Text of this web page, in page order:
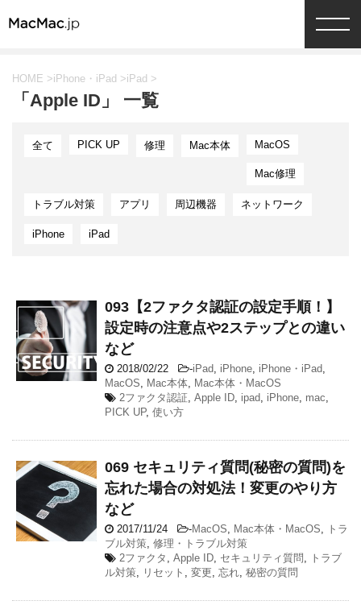
HOME >iPhone・iPad >iPad >
「Apple ID」 一覧
全て PICK UP 修理 Mac本体 MacOS
Mac修理
トラブル対策 アプリ 周辺機器 ネットワーク
iPhone iPad
093【2ファクタ認証の設定手順！】
設定時の注意点や2ステップとの違い
など
2018/02/22 -iPad, iPhone, iPhone・iPad,
MacOS, Mac本体, Mac本体・MacOS
2ファクタ認証, Apple ID, ipad, iPhone, mac,
PICK UP, 使い方
069 セキュリティ質問(秘密の質問)を
忘れた場合の対処法！変更のやり方
など
2017/11/24 -MacOS, Mac本体・MacOS,
トラ
ブル対策, 修理・トラブル対策
2ファクタ , Apple ID, セキュリティ質問 ,
トラブ
ル対策, リセット , 変更, 忘れ, 秘密の質問